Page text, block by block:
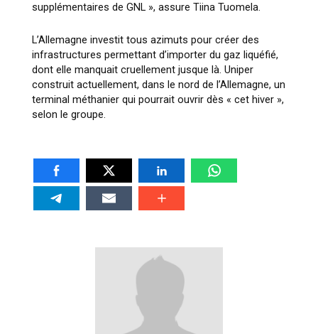
supplémentaires de GNL », assure Tiina Tuomela.
L’Allemagne investit tous azimuts pour créer des
infrastructures permettant d’importer du gaz liquéfié,
dont elle manquait cruellement jusque là. Uniper
construit actuellement, dans le nord de l’Allemagne, un
terminal méthanier qui pourrait ouvrir dès « cet hiver »,
selon le groupe.